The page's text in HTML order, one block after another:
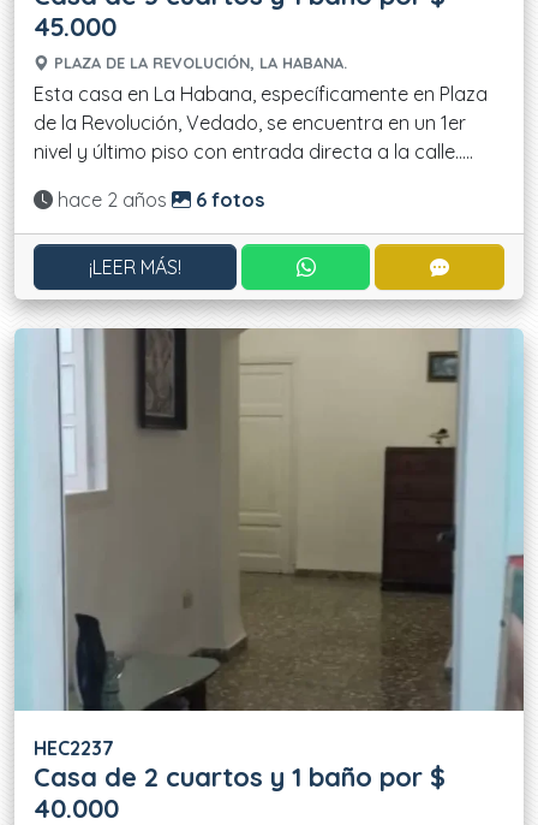
45.000
PLAZA DE LA REVOLUCIÓN, LA HABANA.
Esta casa en La Habana, específicamente en Plaza
de la Revolución, Vedado, se encuentra en un 1er
nivel y último piso con entrada directa a la calle.....
Actualizado:
hace 2 años 6 fotos
¡LEER MÁS! CONTACTAR POR
HEC2237
Casa de 2 cuartos y 1 baño por $
40.000